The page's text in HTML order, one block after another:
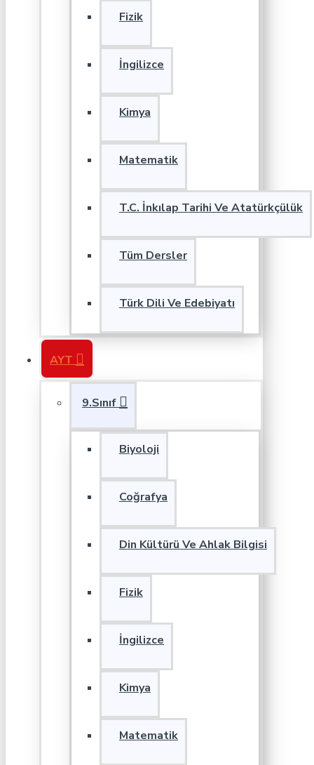
Fizik
İngilizce
Kimya
Matematik
T.C. İnkılap Tarihi Ve Atatürkçülük
Tüm Dersler
Türk Dili Ve Edebiyatı
AYT
9.Sınıf
Biyoloji
Coğrafya
Din Kültürü Ve Ahlak Bilgisi
Fizik
İngilizce
Kimya
Matematik